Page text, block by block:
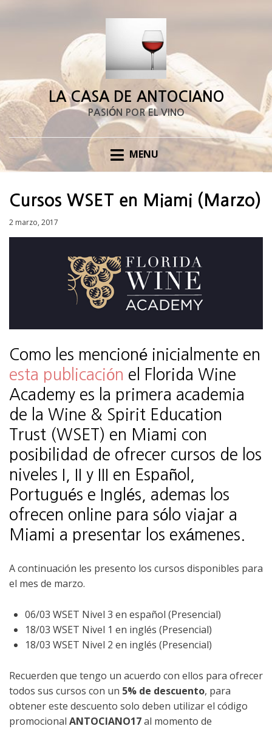
LA CASA DE ANTOCIANO
PASIÓN POR EL VINO
MENU
Cursos WSET en Miami (Marzo)
Posted
2 marzo, 2017
Como les mencioné inicialmente en
esta publicación el Florida Wine
Academy es la primera academia
de la Wine & Spirit Education
Trust (WSET) en Miami con
posibilidad de ofrecer cursos de los
niveles I, II y III en Español,
Portugués e Inglés, ademas los
ofrecen online para sólo viajar a
Miami a presentar los exámenes.
A continuación les presento los cursos disponibles para
el mes de marzo.
06/03 WSET Nivel 3 en español (Presencial)
18/03 WSET Nivel 1 en inglés (Presencial)
18/03 WSET Nivel 2 en inglés (Presencial)
Recuerden que tengo un acuerdo con ellos para ofrecer
todos sus cursos con un 5% de descuento, para
obtener este descuento solo deben utilizar el código
promocional ANTOCIANO17al momento de